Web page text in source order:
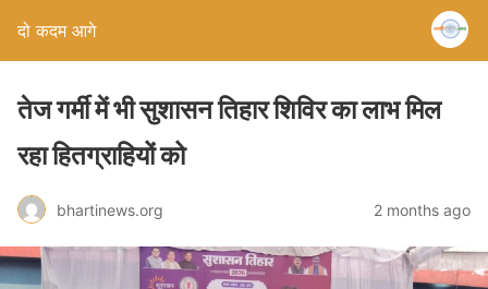
दो कदम आगे
तेज गर्मी में भी सुशासन तिहार शिविर का लाभ मिल
रहा हितग्राहियों को
bhartinews.org 2 months ago